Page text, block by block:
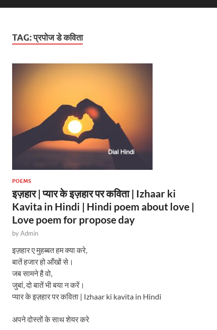
TAG:प्रपोज डे कविता
POEMS
इज़हार | प्यार के इज़हार पर कविता | Izhaar ki
Kavita in Hindi | Hindi poem about love |
Love poem for propose day
byAdmin
इज़हार ए मुहब्बत हम क्या करे,
बातें हजार हो आँखों से।
जब सामने है वो,
जुबां, दो बातें भी बया न करें।
प्यार के इज़हार पर कविता | Izhaar ki kavita in Hindi
अपने दोस्तों के साथ शेयर करे